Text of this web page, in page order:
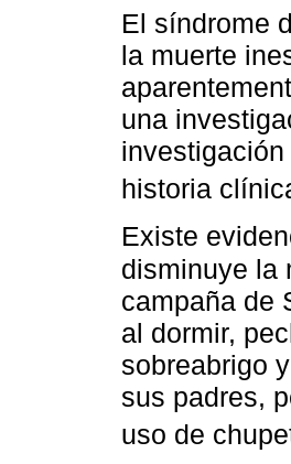
El síndrome
la muerte
una
historia
Existe
disminuye la
campaña de
al dormir,
sobreabrigo
sus padres,
uso de